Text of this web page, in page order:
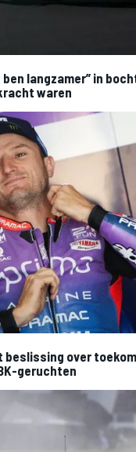
ben langzamer” in
waren
beslissing over
geruchten